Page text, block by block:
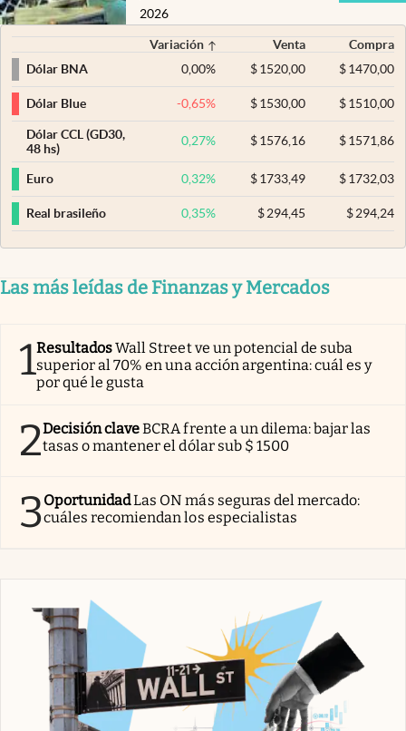
2026
Variación Venta
Compra
Dólar BNA
0,00% $ 1520,00 $1470,00
Dólar Blue -0,65% $ 1530,00 $1510,00
Dólar CCL (GD30,
48 hs)
0,27% $ 1576,16 $1571,86
Euro 0,32% $ 1733,49 $1732,03
Real brasileño 0,35% $ 294,45 $294,24
Las más leídas de Finanzas y Mercados
1ResultadosWall Street ve un potencial de suba
superior al 70% en una acción argentina: cuál es y
por qué le gusta
2Decisión claveBCRA frente a un dilema: bajar las
tasas o mantener el dólar sub $ 1500
3OportunidadLas ON más seguras del mercado:
cuáles recomiendan los especialistas